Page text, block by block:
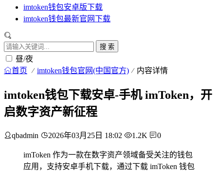
imtoken钱包安卓版下载
imtoken钱包最新官网下载
搜 索
昼/夜
首页 imtoken钱包官网(中国官方) 内容详情
imtoken钱包下载安卓-手机 imToken，开
启数字资产新征程
qbadmin 2026年03月25日 18:02 1.2K 0
imToken 作为一款在数字资产领域备受关注的钱包
应用，支持安卓手机下载，通过下载 imToken 钱包